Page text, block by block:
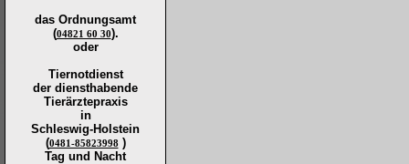
das Ordnungsamt
(04821 60 30).
oder
Tiernotdienst
der diensthabende
Tierärztepraxis
in
Schleswig-Holstein
(0481-85823998 )
Tag und Nacht